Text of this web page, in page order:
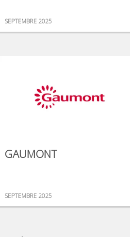
SEPTEMBRE 2025
GAUMONT
SEPTEMBRE 2025